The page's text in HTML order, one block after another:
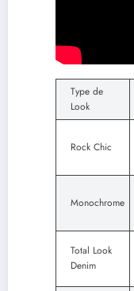
Type de
Look
Rock Chic
Monochrome
Total Look
Denim